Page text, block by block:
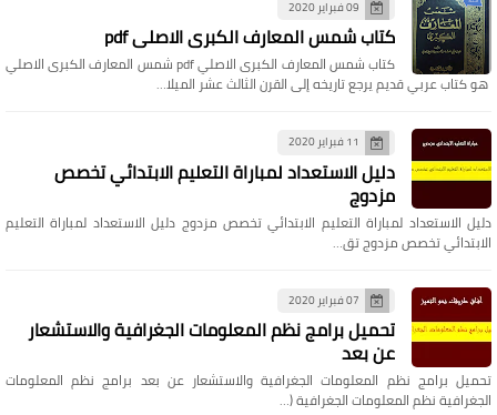
09 فبراير 2020
كتاب شمس المعارف الكبرى الاصلي pdf
كتاب شمس المعارف الكبرى الاصلي pdf شمس المعارف الكبرى الاصلي
هو كتاب عربي قديم يرجع تاريخه إلى القرن الثالث عشر الميلا…
11 فبراير 2020
دليل الاستعداد لمباراة التعليم الابتدائي تخصص
مزدوج
دليل الاستعداد لمباراة التعليم الابتدائي تخصص مزدوج دليل الاستعداد لمباراة التعليم
الابتدائي تخصص مزدوج تق…
07 فبراير 2020
تحميل برامج نظم المعلومات الجغرافية والاستشعار
عن بعد
تحميل برامج نظم المعلومات الجغرافية والاستشعار عن بعد برامج نظم المعلومات
الجغرافية نظم المعلومات الجغرافية (…